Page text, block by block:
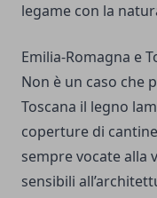
legame con la
Emilia-Romagna e
Non è un caso che
Toscana il legno
coperture di
sempre vocate alla
sensibili